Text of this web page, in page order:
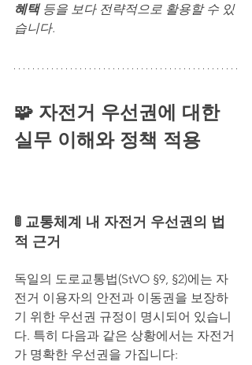
혜택 등을 보다 전략적으로 활용할 수 있
습니다.
🧩 자전거 우선권에 대한
실무 이해와 정책 적용
🚦 교통체계 내 자전거 우선권의 법
적 근거
독일의 도로교통법(StVO §9, §2)에는 자
전거 이용자의 안전과 이동권을 보장하
기 위한 우선권 규정이 명시되어 있습니
다. 특히 다음과 같은 상황에서는 자전거
가 명확한 우선권을 가집니다: